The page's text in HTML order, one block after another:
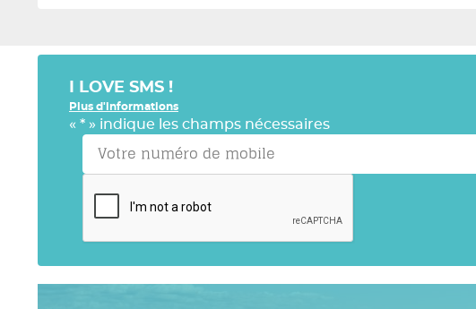
I LOVE SMS !
Plus d'informations
« * » indique les champs nécessaires